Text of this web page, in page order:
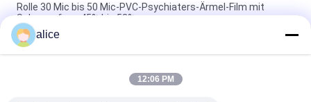
Rolle 30 Mic bis 50 Mic-PVC-Psychiaters-Ärmel-Film mit
Schrumpfung 45% bis 53%
Geruchlose Druckgrad PVC-Schrumpffolie, Hitze-Psychiaters-
Verpackungs-Verpackennahrung
Hohes Schrumpfungs-Verhältnis-bedruckbare Psychiaters-
alice
12:06 PM